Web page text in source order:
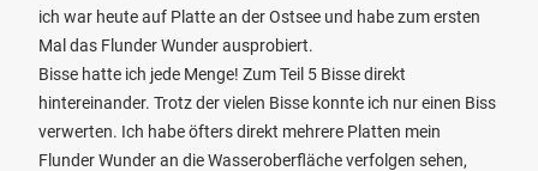
ich war heute auf Platte an der Ostsee und habe zum ersten
Mal das Flunder Wunder ausprobiert.
Bisse hatte ich jede Menge! Zum Teil 5 Bisse direkt
hintereinander. Trotz der vielen Bisse konnte ich nur einen Biss
verwerten. Ich habe öfters direkt mehrere Platten mein
Flunder Wunder an die Wasseroberfläche verfolgen sehen,